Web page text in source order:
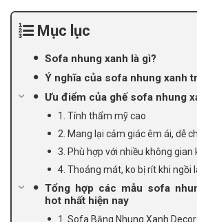
Mục lục
Sofa nhung xanh là gì?
Ý nghĩa của sofa nhung xanh
Ưu điểm của ghế sofa nhung
1. Tính thẩm mỹ cao
2. Mang lại cảm giác êm ái, dễ
3. Phù hợp với nhiều không gian
4. Thoáng mát, ko bị rít khi ngồi
Tổng hợp các mẫu sofa
hot nhất hiện nay
1. Sofa Băng Nhung Xanh